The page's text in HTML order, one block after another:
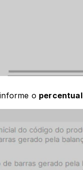
informe o percentual